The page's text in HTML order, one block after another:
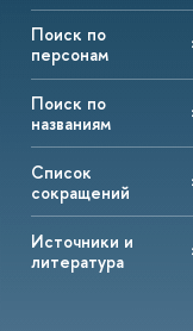
Поиск по
персонам
Поиск по
названиям
Список
сокращений
Источники и
литература